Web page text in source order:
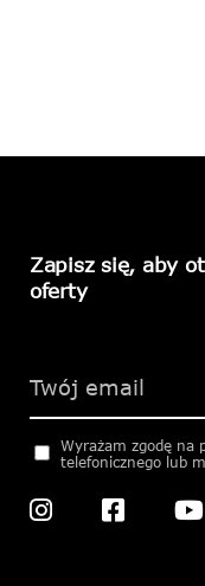
Zapisz się, aby
oferty
this
Wyrażam zgodę na
telefonicznego lub